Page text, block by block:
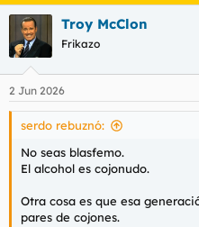
c
i
e
s
Troy McClon
Frikazo
2 Jun 2026
serdo rebuznó:
No seas blasfemo.
El alcohol es cojonudo.
Otra cosa es que esa
pares de cojones.